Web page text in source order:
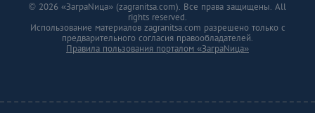
© 2026 «ЗаграNица» (zagranitsa.com). Все права защищены. All
rights reserved.
Использование материалов zagranitsa.com разрешено только с
предварительного согласия правообладателей.
Правила пользования порталом «ЗаграNица»